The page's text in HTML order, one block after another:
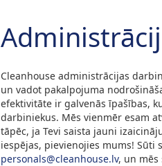
Cleanhouse administrācijas
un vadot pakalpojuma
efektivitāte ir galvenās īpašības,
darbiniekus. Mēs vienmēr esam
tāpēc, ja Tevi saista jauni
iespējas, pievienojies mums! Sūti
personals@cleanhouse.lv, un mēs